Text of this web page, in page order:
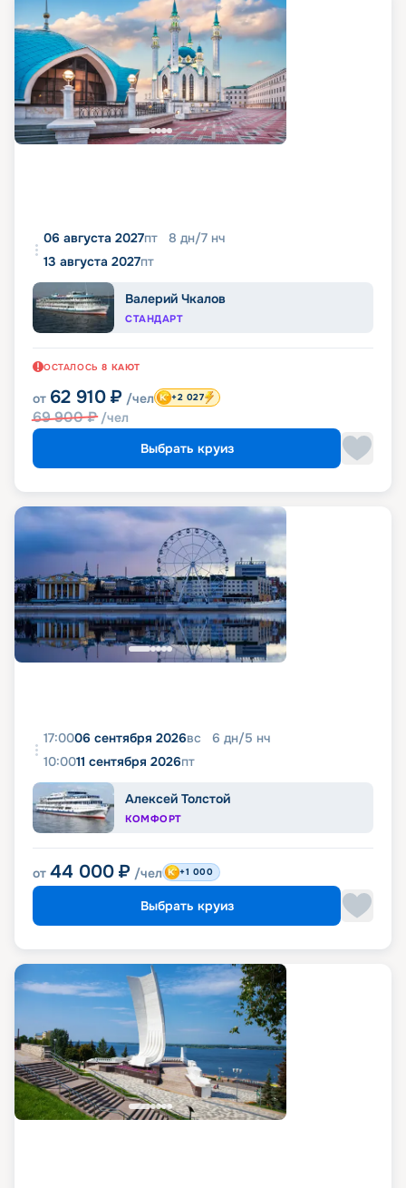
06 августа 2027пт 8 дн/7 нч
13 августа 2027пт
Валерий Чкалов
СТАНДАРТ
ОСТАЛОСЬ 8 КАЮТ
от 62 910 ₽ /чел
69 900₽ /чел
+2 027
Выбрать круиз
17:0006 сентября 2026вс 6 дн/5 нч
10:0011 сентября 2026пт
Алексей Толстой
КОМФОРТ
от 44 000 ₽ /чел +1 000
Выбрать круиз